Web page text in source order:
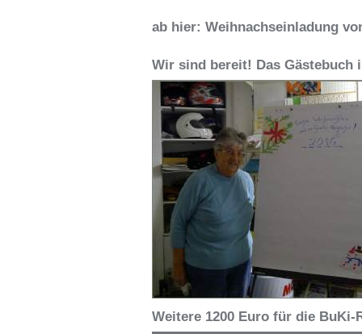
ab hier: Weihnachseinladung
Wir sind bereit! Das Gästebuch
Weitere 1200 Euro für die BuKi-